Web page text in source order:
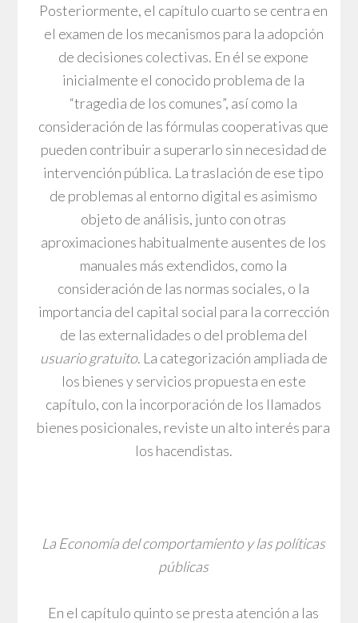
Posteriormente, el capítulo cuarto se centra en
el examen de los mecanismos para la adopción
de decisiones colectivas. En él se expone
inicialmente el conocido problema de la
“tragedia de los comunes”, así como la
consideración de las fórmulas cooperativas que
pueden contribuir a superarlo sin necesidad de
intervención pública. La traslación de ese tipo
de problemas al entorno digital es asimismo
objeto de análisis, junto con otras
aproximaciones habitualmente ausentes de los
manuales más extendidos, como la
consideración de las normas sociales, o la
importancia del capital social para la corrección
de las externalidades o del problema del
usuario gratuito. La categorización ampliada de
los bienes y servicios propuesta en este
capítulo, con la incorporación de los llamados
bienes posicionales, reviste un alto interés para
los hacendistas.
La Economía del comportamiento y las políticas
públicas
En el capítulo quinto se presta atención a las